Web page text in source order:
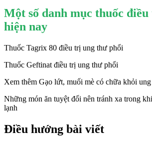
Một số danh mục thuốc
hiện nay
Thuốc Tagrix 80 điều trị ung thư phổi
Thuốc Geftinat điều trị ung thư phổi
Xem thêm Gạo lứt, muối mè có chữa khỏi
Những món ăn tuyệt đối nên tránh xa trong
lạnh
Điều hướng bài viết